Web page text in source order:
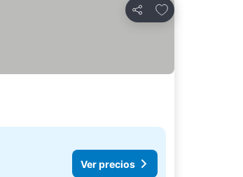
Compartir
Añadir a favoritos
Ver precios